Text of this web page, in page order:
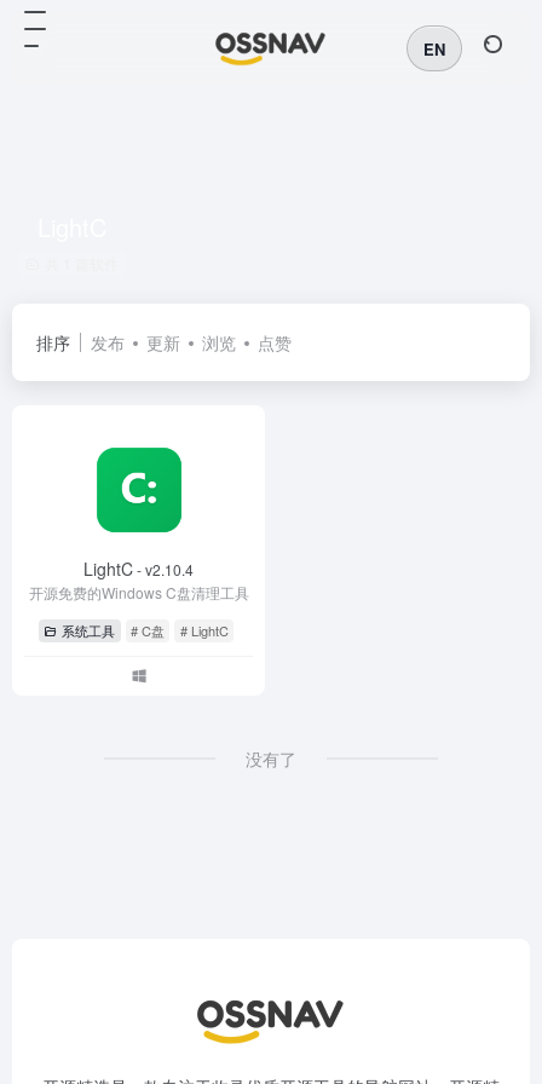
EN
排序 发布 更新 浏览 点赞
LightC- v2.10.4
开源免费的Windows C盘清理工具
系统工具 # C盘 # LightC
没有了